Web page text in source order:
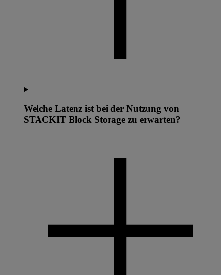
Welche Latenz ist bei der Nutzung von
STACKIT Block Storage zu erwarten?